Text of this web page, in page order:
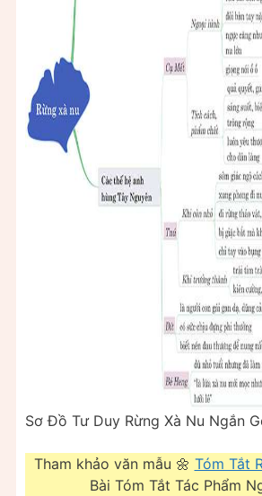
Sơ Đồ Tư Duy Rừng Xà Nu Ngắn
Tham khảo văn mẫu 🌼 Tóm Tắt
Bài Tóm Tắt Tác Phẩm